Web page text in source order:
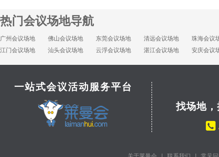
热门会议场地导航
广州会议场地 佛山会议场地 东莞会议场地 清远会议场地
珠海会议
江门会议场地
汕头会议场地 云浮会议场地 湛江会议场地 安庆会议
一站式会议活动服务平台
找场地